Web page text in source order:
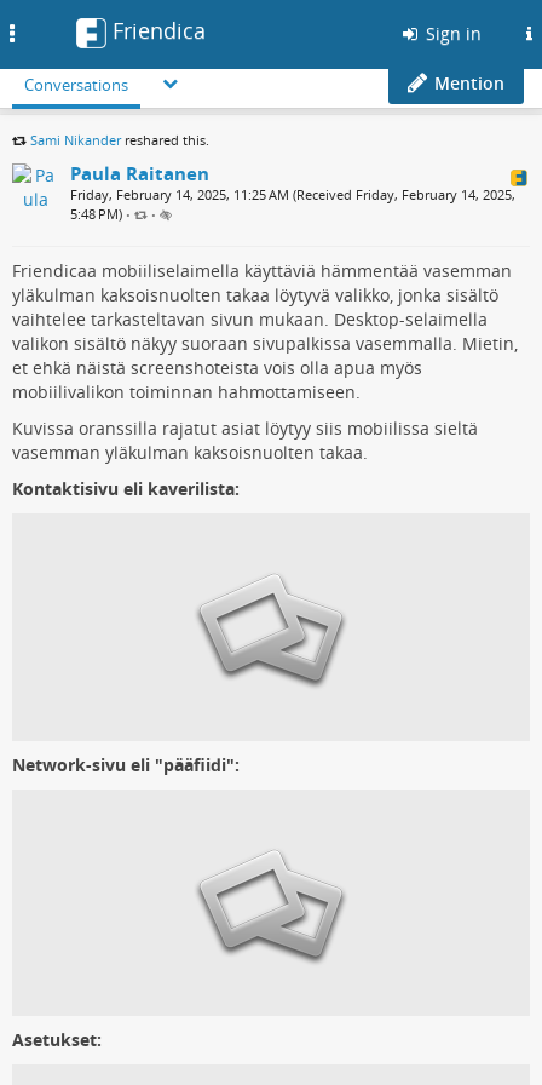
Friendica Sign in
Conversations Mention
Sami Nikanderreshared this.
Paula Raitanen
Friday, February 14, 2025, 11:25 AM (Received Friday, February 14, 2025,
5:48 PM) • •
Friendicaa mobiiliselaimella käyttäviä hämmentää vasemman
yläkulman kaksoisnuolten takaa löytyvä valikko, jonka sisältö
vaihtelee tarkasteltavan sivun mukaan. Desktop-selaimella
valikon sisältö näkyy suoraan sivupalkissa vasemmalla. Mietin,
et ehkä näistä screenshoteista vois olla apua myös
mobiilivalikon toiminnan hahmottamiseen.
Kuvissa oranssilla rajatut asiat löytyy siis mobiilissa sieltä
vasemman yläkulman kaksoisnuolten takaa.
Kontaktisivu eli kaverilista:
Network-sivu eli "pääfiidi":
Asetukset: